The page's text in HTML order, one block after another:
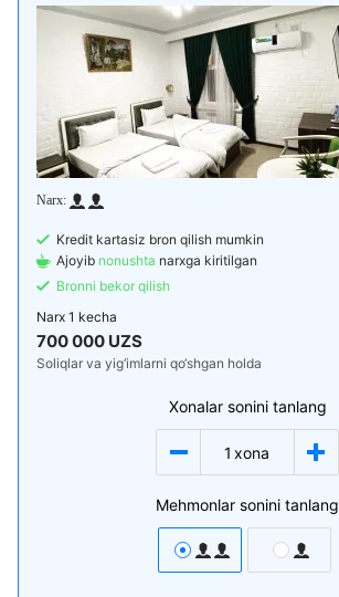
Kredit kartasiz bron qilish mumkin
Ajoyib nonushta narxga kiritilgan
Bronni bekor qilish
Narx 1 kecha
700 000 UZS
Soliqlar va yig‘imlarni qo‘shgan holda
Xonalar sonini tanlang
1 xona
Mehmonlar sonini tanlang